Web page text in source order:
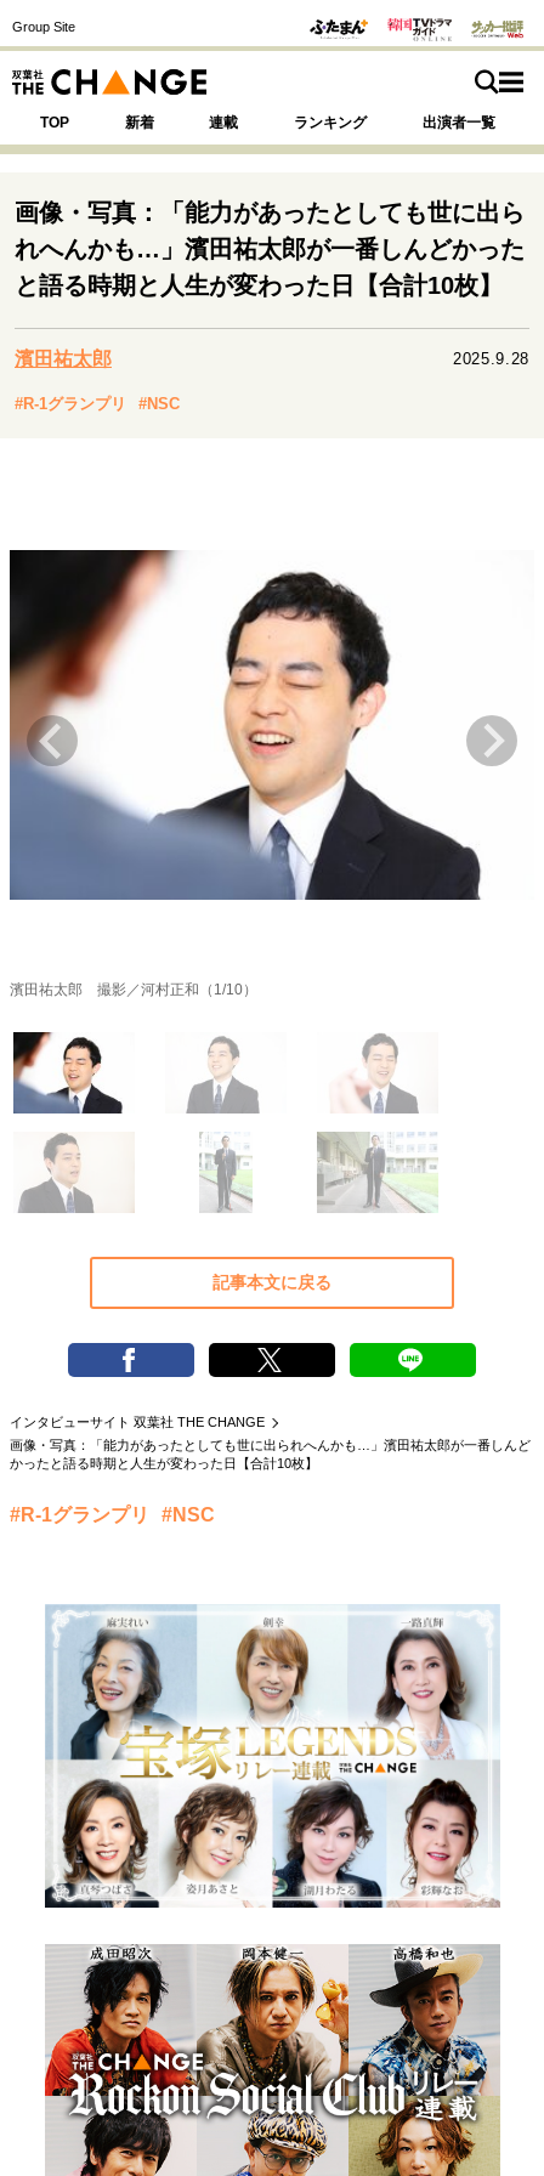
Group Site
TOP 新着 連載 ランキング 出演者一覧
SPECIAL 注目の記事テーマで探す
サイトの核・哲学
運命を変えた出会い
キャリア・働き方
セカンドキャリアの描き方
独立という決断
大人の学び直し
ファーストキャリアを拓く
夢を掴む選択
経営・ビジネス
リーダーの流儀 変革の原動力
次世代へのバトン
トップが描く未来
忘れられない言葉
ライフスタイル・生き方
40代からの景色 50代のリアル
美しさの哲学
パートナーとの歩み方
親になるということ
病が教えてくれたこと
移住という選択
熱狂できるもの
一生モノの愛用品
70代のグランドデザイン
社会・カルチャー・マネー
画像・写真：「能力があったとしても世に出ら
れへんかも…」濱田祐太郎が一番しんどかった
と語る時期と人生が変わった日【合計10枚】
濱田祐太郎 2025.9.28
#R-1グランプリ #NSC
濱田祐太郎 撮影／河村正和（1/10）
記事本文に戻る
インタビューサイト 双葉社 THE CHANGE
画像・写真：「能力があったとしても世に出られへんかも…」濱田祐太郎が一番しんど
かったと語る時期と人生が変わった日【合計10枚】
#R-1グランプリ #NSC